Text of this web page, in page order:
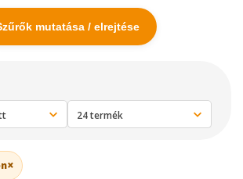
mutatása / elrejtése
×